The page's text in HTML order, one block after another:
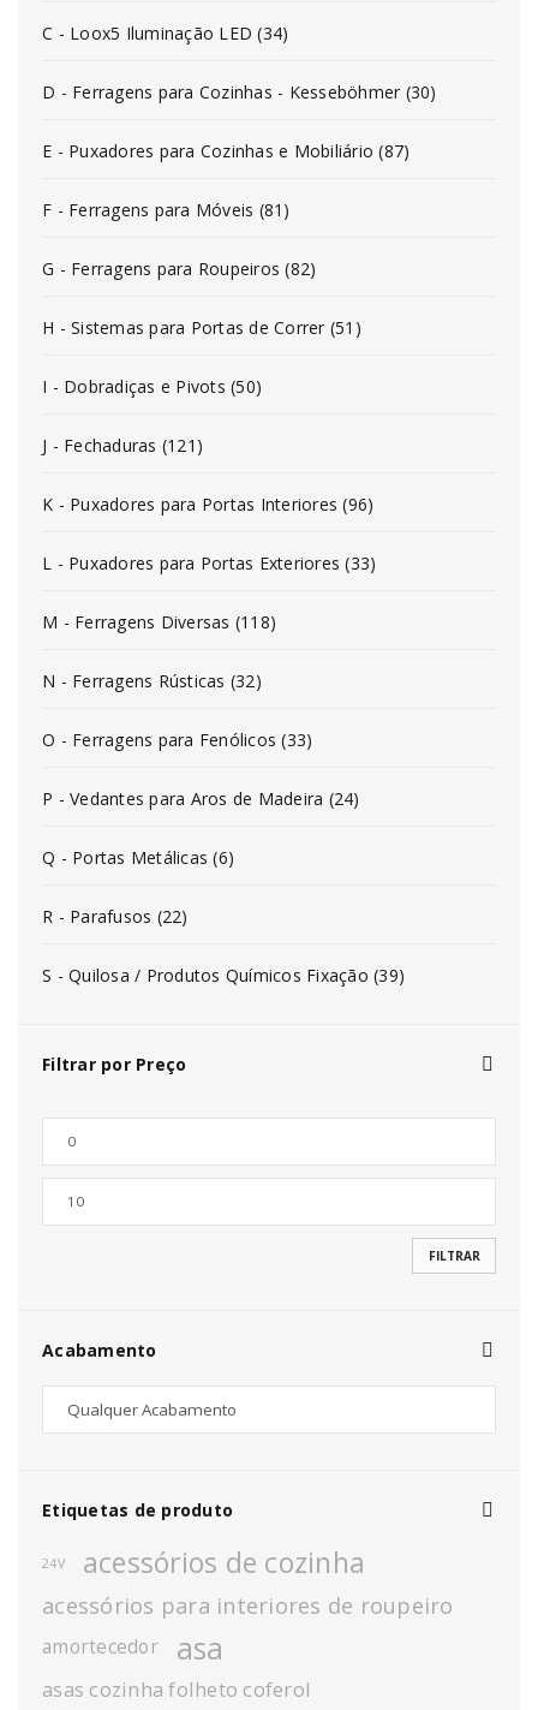
C - Loox5 Iluminação LED (34)
D - Ferragens para Cozinhas - Kesseböhmer (30)
E - Puxadores para Cozinhas e Mobiliário (87)
F - Ferragens para Móveis (81)
G - Ferragens para Roupeiros (82)
H - Sistemas para Portas de Correr (51)
I - Dobradiças e Pivots (50)
J - Fechaduras (121)
K - Puxadores para Portas Interiores (96)
L - Puxadores para Portas Exteriores (33)
M - Ferragens Diversas (118)
N - Ferragens Rústicas (32)
O - Ferragens para Fenólicos (33)
P - Vedantes para Aros de Madeira (24)
Q - Portas Metálicas (6)
R - Parafusos (22)
S - Quilosa / Produtos Químicos Fixação (39)
Filtrar por Preço
FILTRAR
Acabamento
Etiquetas de produto
24V acessórios de cozinha
acessórios para interiores de roupeiro
amortecedor asa
asas cozinha folheto coferol